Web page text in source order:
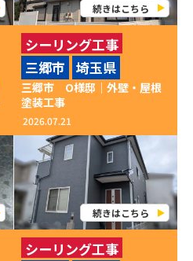
続きはこちら
三郷市 O様邸│外壁・屋根
塗装工事
2026.07.21
続きはこちら
シーリング工事
ベランダ防水
付帯部塗装
外壁塗装
屋根塗装
三郷市 埼玉県
シーリング工事